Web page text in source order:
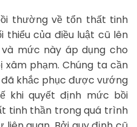
thường về tổn thất tinh
của điều luật cũ lên
mức này áp dụng cho
phạm. Chúng ta cần
khắc phục được vướng
khi quyết định mức bồi
tinh thần trong quá trình